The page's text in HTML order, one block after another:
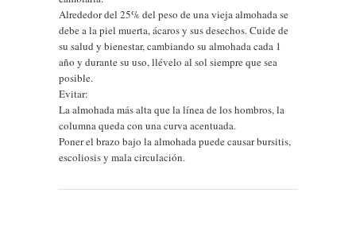
Alrededor del 25% del peso de una vieja almohada se
debe a la piel muerta, ácaros y sus desechos. Cuide de
su salud y bienestar, cambiando su almohada cada 1
año y durante su uso, llévelo al sol siempre que sea
posible.
Evitar:
La almohada más alta que la línea de los hombros, la
columna queda con una curva acentuada.
Poner el brazo bajo la almohada puede causar bursitis,
escoliosis y mala circulación.